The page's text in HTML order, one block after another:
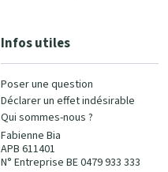
Infos utiles
Poser une question
Déclarer un effet indésirable
Qui sommes-nous ?
Fabienne Bia
APB 611401
N° Entreprise BE 0479 933 333